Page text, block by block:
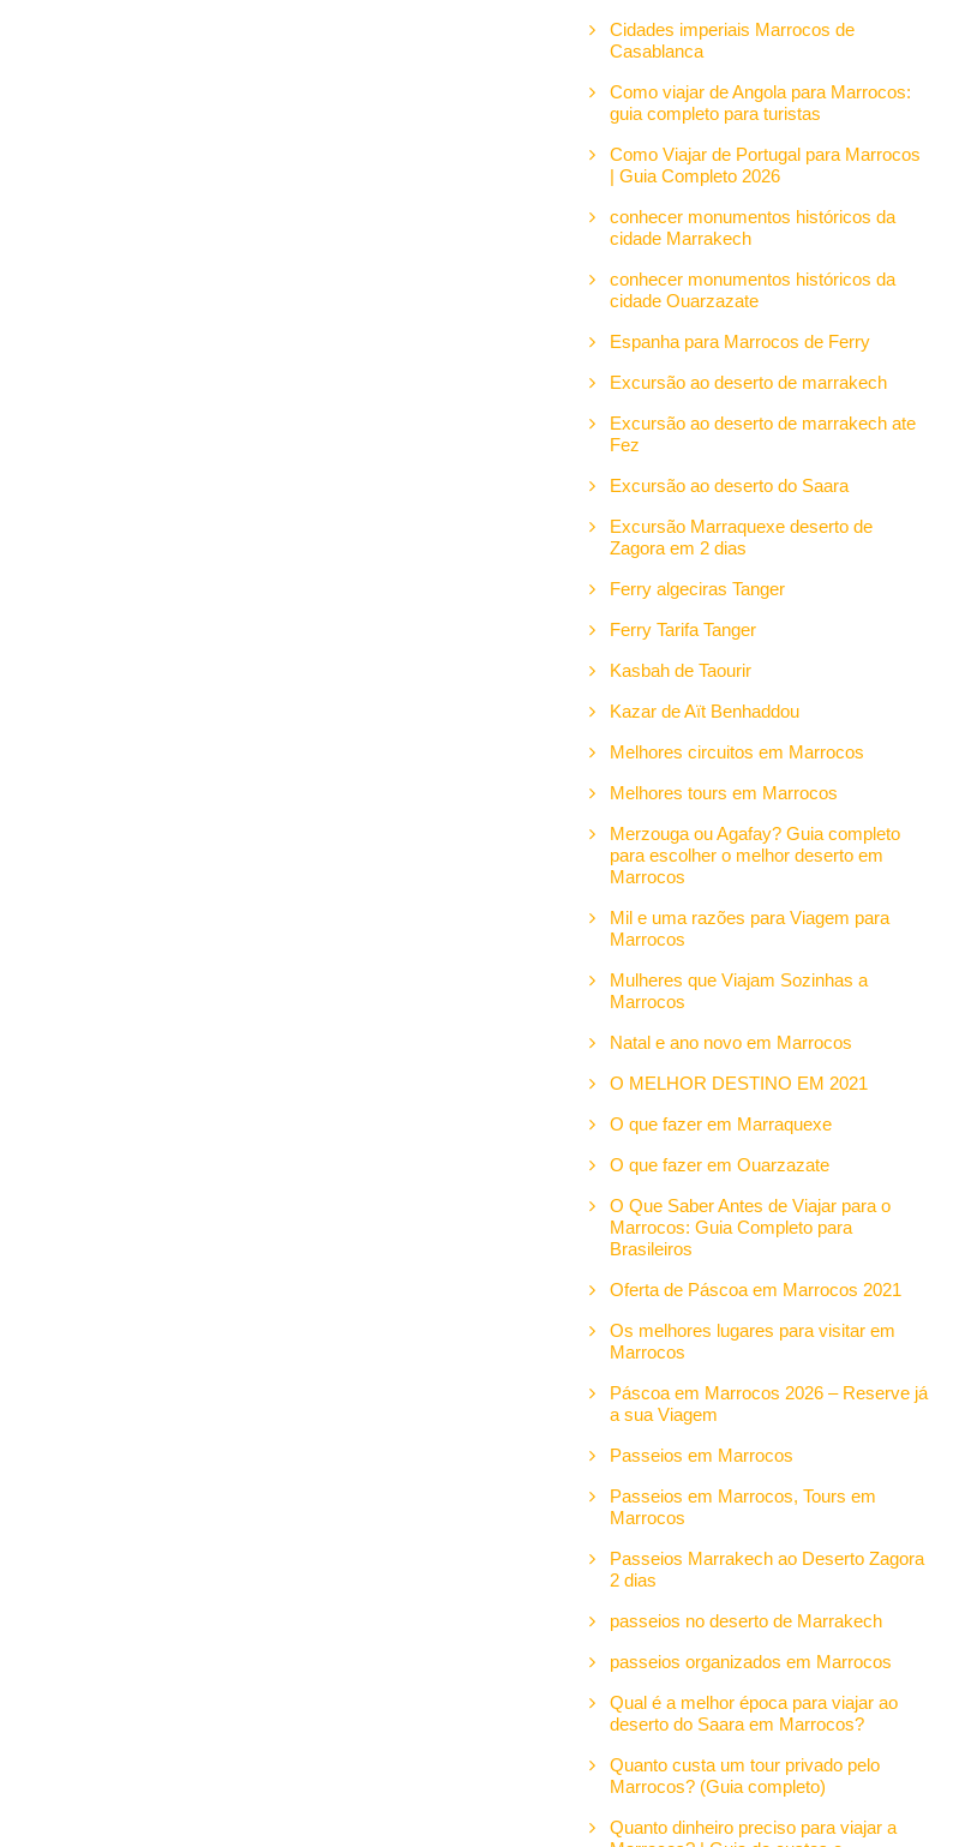
Cidades imperiais Marrocos de
Casablanca
Como viajar de Angola para Marrocos:
guia completo para turistas
Como Viajar de Portugal para Marrocos
| Guia Completo 2026
conhecer monumentos históricos da
cidade Marrakech
conhecer monumentos históricos da
cidade Ouarzazate
Espanha para Marrocos de Ferry
Excursão ao deserto de marrakech
Excursão ao deserto de marrakech ate
Fez
Excursão ao deserto do Saara
Excursão Marraquexe deserto de
Zagora em 2 dias
Ferry algeciras Tanger
Ferry Tarifa Tanger
Kasbah de Taourir
Kazar de Aït Benhaddou
Melhores circuitos em Marrocos
Melhores tours em Marrocos
Merzouga ou Agafay? Guia completo
para escolher o melhor deserto em
Marrocos
Mil e uma razões para Viagem para
Marrocos
Mulheres que Viajam Sozinhas a
Marrocos
Natal e ano novo em Marrocos
O MELHOR DESTINO EM 2021
O que fazer em Marraquexe
O que fazer em Ouarzazate
O Que Saber Antes de Viajar para o
Marrocos: Guia Completo para
Brasileiros
Oferta de Páscoa em Marrocos 2021
Os melhores lugares para visitar em
Marrocos
Páscoa em Marrocos 2026 – Reserve já
a sua Viagem
Passeios em Marrocos
Passeios em Marrocos, Tours em
Marrocos
Passeios Marrakech ao Deserto Zagora
2 dias
passeios no deserto de Marrakech
passeios organizados em Marrocos
Qual é a melhor época para viajar ao
deserto do Saara em Marrocos?
Quanto custa um tour privado pelo
Marrocos? (Guia completo)
Quanto dinheiro preciso para viajar a